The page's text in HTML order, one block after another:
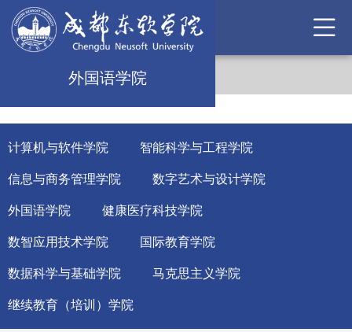
外国语学院
计算机与软件学院 智能科学与工程学院
信息与商务管理学院 数字艺术与设计学院
外国语学院 健康医疗科技学院
数智应用技术学院 国际教育学院
数据科学与基础学院 马克思主义学院
继续教育（培训）学院